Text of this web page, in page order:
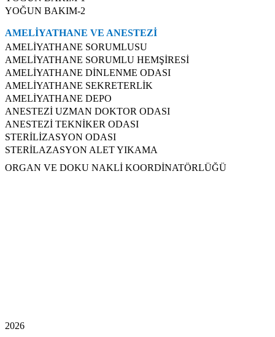
YOĞUN BAKIM-2
AMELİYATHANE VE ANESTEZİ
AMELİYATHANE SORUMLUSU
AMELİYATHANE SORUMLU HEMŞİRESİ
AMELİYATHANE DİNLENME ODASI
AMELİYATHANE SEKRETERLİK
AMELİYATHANE DEPO
ANESTEZİ UZMAN DOKTOR ODASI
ANESTEZİ TEKNİKER ODASI
STERİLİZASYON ODASI
STERİLAZASYON ALET YIKAMA
ORGAN VE DOKU NAKLİ KOORDİNATÖRLÜĞÜ
2026